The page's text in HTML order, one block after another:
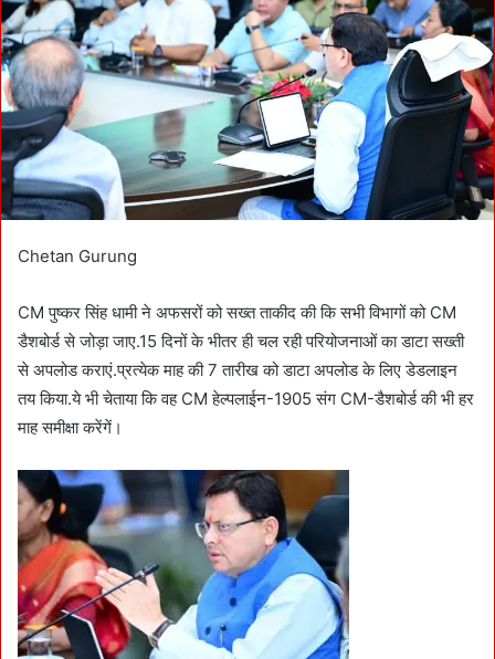
e
a
i
l
Chetan Gurung
CM पुष्कर सिंह धामी ने अफसरों को सख्त ताकीद की कि सभी विभागों को CM
डैशबोर्ड से जोड़ा जाए.15 दिनों के भीतर ही चल रही परियोजनाओं का डाटा सख्ती
से अपलोड कराएं.प्रत्येक माह की 7 तारीख को डाटा अपलोड के लिए डेडलाइन
तय किया.ये भी चेताया कि वह CM हेल्पलाईन-1905 संग CM-डैशबोर्ड की भी हर
माह समीक्षा करेंगें।